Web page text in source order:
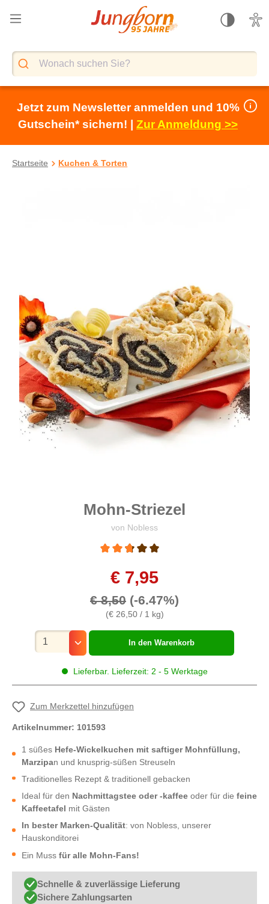
springen
Jetzt zum Newsletter anmelden und 10%
Gutschein* sichern! | Zur Anmeldung >>
Startseite Kuchen & Torten
Mohn-Striezel
von Nobless
€ 7,95
€ 8,50 (-6.47%)
(€ 26,50 / 1 kg)
Lieferbar. Lieferzeit: 2 - 5 Werktage
Mengenauswahl
In den Warenkorb
Zum Merkzettel hinzufügen
Artikelnummer: 101593
1 süßes Hefe-Wickelkuchen mit saftiger Mohnfüllung,
Marzipan und knusprig-süßen Streuseln
Traditionelles Rezept & traditionell gebacken
Ideal für den Nachmittagstee oder -kaffee oder für die feine
Kaffeetafel mit Gästen
In bester Marken-Qualität: von Nobless, unserer
Hauskonditorei
Ein Muss für alle Mohn-Fans!
Schnelle & zuverlässige Lieferung
Sichere Zahlungsarten